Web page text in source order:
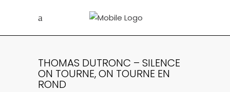
THOMAS DUTRONC – SILENCE
ON TOURNE, ON TOURNE EN
ROND